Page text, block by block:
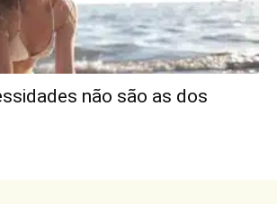
não são as dos